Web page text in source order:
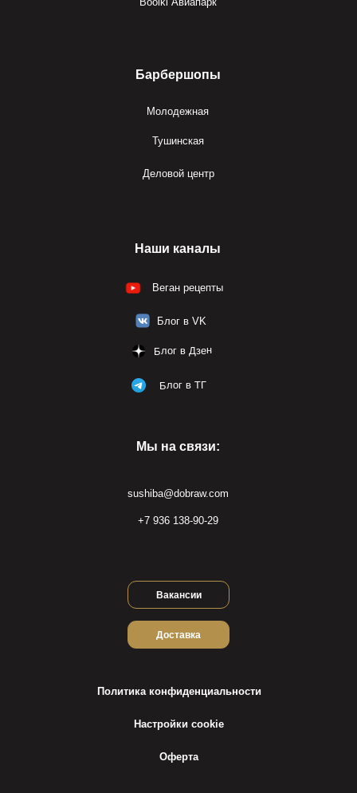
Политика конфиденциальности
Настройки cookie
Оферта
Барбершопы
Молодежная
Тушинская
Деловой центр
Наши каналы
Блог в VK
Веган рецепты
Блог в ТГ
Блог в Дзен
Мы на связи:
sushiba@dobraw.com
+7 936 138-90-29
Доставка
Вакансии